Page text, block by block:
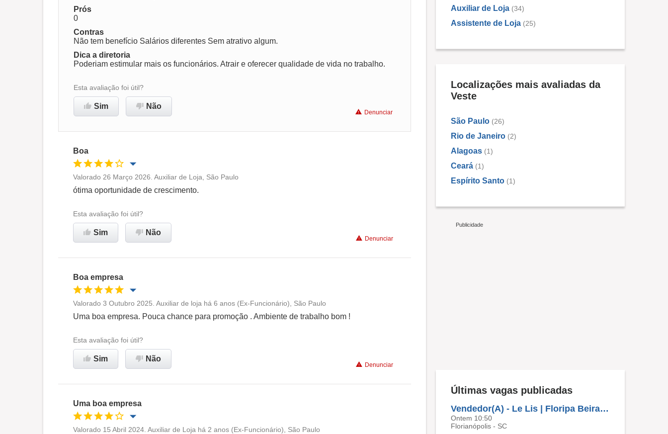
empresa
Prós
0
Contras
Não tem benefício Salários diferentes Sem atrativo algum.
Dica a diretoria
Poderiam estimular mais os funcionários. Atrair e oferecer qualidade de vida no trabalho.
Esta avaliação foi útil?
Sim Não
Denunciar
Boa
Oportunidade de promoção
Ambiente de trabalho
Recomenda esta empresa
Valorado 26 Março 2026. Auxiliar de Loja, São Paulo
ótima oportunidade de crescimento.
Esta avaliação foi útil?
Sim Não
Denunciar
Boa empresa
Oportunidade de promoção
Ambiente de trabalho
Conciliação com a vida familiar
Recomenda esta empresa
Valorado 3 Outubro 2025. Auxiliar de loja há 6 anos (Ex-Funcionário), São Paulo
Uma boa empresa. Pouca chance para promoção . Ambiente de trabalho bom !
Esta avaliação foi útil?
Sim Não
Denunciar
Uma boa empresa
Valorado 15 Abril 2024. Auxiliar de Loja há 2 anos (Ex-Funcionário), São Paulo
Auxiliar de Loja (34)
Assistente de Loja (25)
Localizações mais avaliadas da
Veste
São Paulo (26)
Rio de Janeiro (2)
Alagoas (1)
Ceará (1)
Espírito Santo (1)
Últimas vagas publicadas
Vendedor(A) - Le Lis | Floripa Beira Mar
Ontem 10:50
Florianópolis - SC